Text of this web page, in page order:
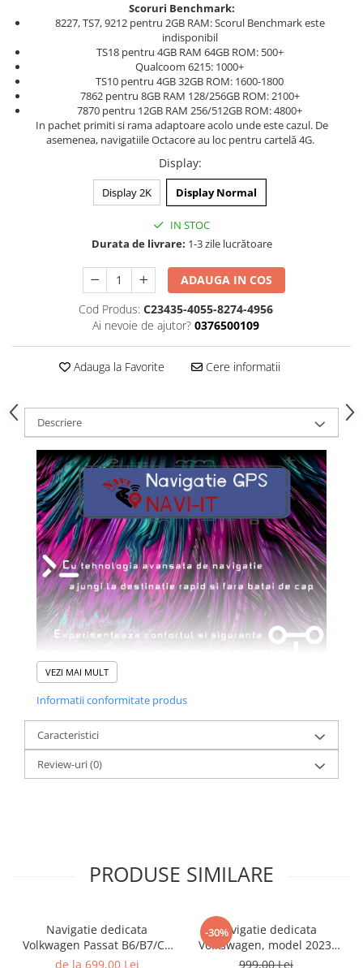
Scoruri Benchmark:
8227, TS7, 9212 pentru 2GB RAM: Scorul Benchmark este
indisponibil
TS18 pentru 4GB RAM 64GB ROM: 500+
Qualcoom 6215: 1000+
TS10 pentru 4GB 32GB ROM: 1600-1800
7862 pentru 8GB RAM 128/256GB ROM: 2100+
7870 pentru 12GB RAM 256/512GB ROM: 4800+
In pachet primiti si rama adaptoare acolo unde este cazul. De
asemenea, navigatiile Octacore au loc pentru cartelă 4G.
Display:
Display 2K Display Normal
IN STOC
Durata de livrare: 1-3 zile lucrătoare
ADAUGA IN COS
Cod Produs: C23435-4055-8274-4956
Ai nevoie de ajutor? 0376500109
Adauga la Favorite Cere informatii
Descriere
VEZI MAI MULT
Informatii conformitate produs
Caracteristici
Review-uri(0)
PRODUSE SIMILARE
Navigatie dedicata
Volkwagen Passat B6/B7/CC
Gri, 4GB RAM 64GB ROM,
de la 699,00 Lei
-30%Navigatie dedicata
Volkswagen, model 2023,
4GB RAM 64GB ROM,
999,00 Lei